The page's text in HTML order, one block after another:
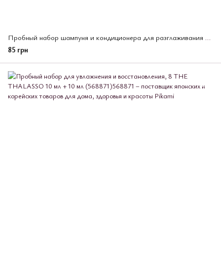
Пробный набор шампуня и кондиционера для разглаживания и восстановления волос, 8 THE THALASSO 10 мл + 10 мл
85 грн